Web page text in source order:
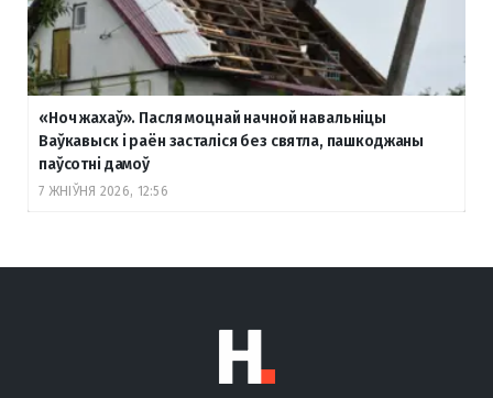
«Ноч жахаў». Пасля моцнай начной навальніцы
Ваўкавыск і раён засталіся без святла, пашкоджаны
паўсотні дамоў
7 ЖНІЎНЯ 2026, 12:56